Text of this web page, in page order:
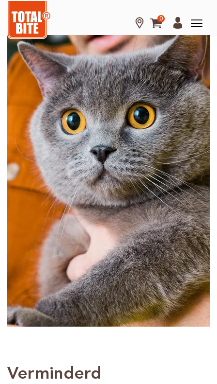
0
Hond
Kat
Knaagdier
Over
Total
Bite
Kennisbank
Tips
Advies
Verkooppunten
Contact
Verminderd